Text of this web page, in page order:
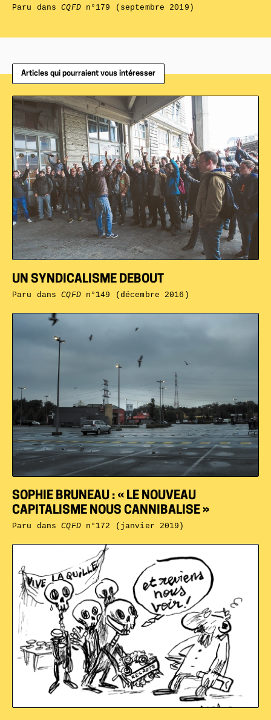
Paru dansCQFDn°179 (septembre 2019)
Articles qui pourraient vous intéresser
SOPHIE BRUNEAU : « LE NOUVEAU
CAPITALISME NOUS CANNIBALISE »
Paru dansCQFDn°172 (janvier 2019)
UN SYNDICALISME DEBOUT
Paru dansCQFDn°149 (décembre 2016)